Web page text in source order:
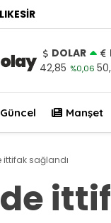
DOLAR
42,85 %0,06
Güncel Manşet
ittifak sağlandı